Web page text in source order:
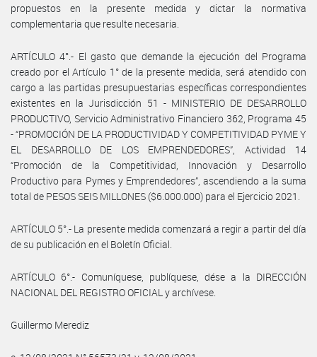
propuestos en la presente medida y dictar la normativa
complementaria que resulte necesaria.
ARTÍCULO 4°.- El gasto que demande la ejecución del Programa
creado por el Artículo 1° de la presente medida, será atendido con
cargo a las partidas presupuestarias específicas correspondientes
existentes en la Jurisdicción 51 - MINISTERIO DE DESARROLLO
PRODUCTIVO, Servicio Administrativo Financiero 362, Programa 45
- “PROMOCIÓN DE LA PRODUCTIVIDAD Y COMPETITIVIDAD PYME Y
EL DESARROLLO DE LOS EMPRENDEDORES”, Actividad 14
“Promoción de la Competitividad, Innovación y Desarrollo
Productivo para Pymes y Emprendedores”, ascendiendo a la suma
total de PESOS SEIS MILLONES ($6.000.000) para el Ejercicio 2021.
ARTÍCULO 5°.- La presente medida comenzará a regir a partir del día
de su publicación en el Boletín Oficial.
ARTÍCULO 6°.- Comuníquese, publíquese, dése a la DIRECCIÓN
NACIONAL DEL REGISTRO OFICIAL y archívese.
Guillermo Merediz